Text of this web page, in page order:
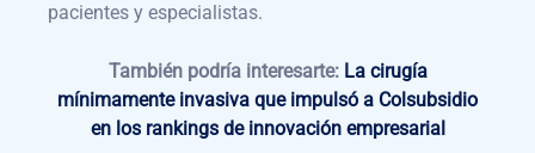
pacientes y especialistas.
También podría interesarte: La cirugía
mínimamente invasiva que impulsó a Colsubsidio
en los rankings de innovación empresarial